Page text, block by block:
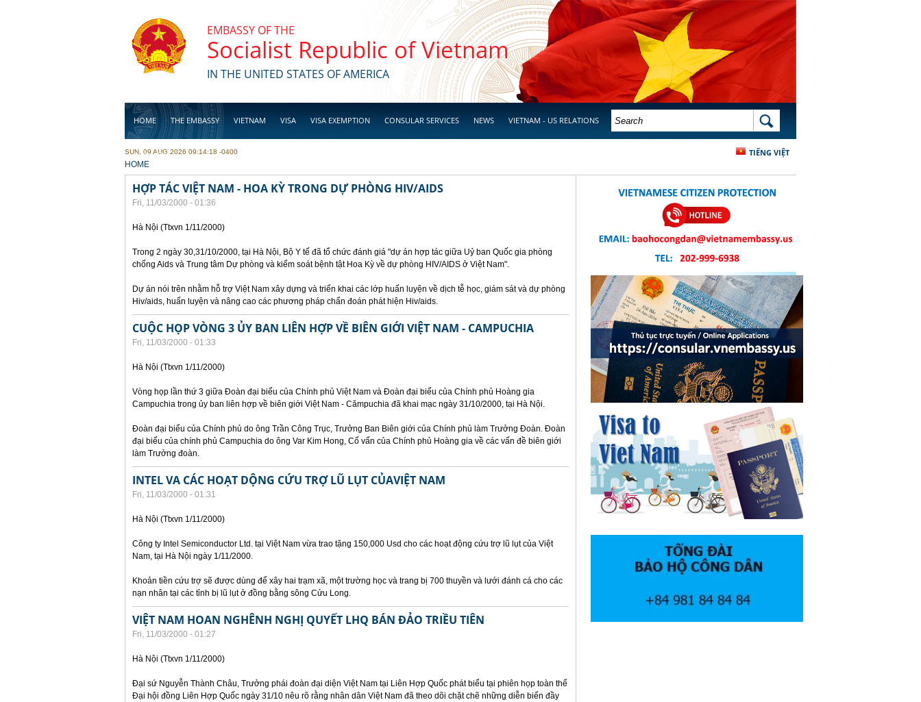
EMBASSY OF THE
Socialist Republic of Vietnam
IN THE UNITED STATES OF AMERICA
HOME THE EMBASSY VIETNAM VISA VISA EXEMPTION CONSULAR SERVICES NEWS VIETNAM - US RELATIONS
BUSINESS
SEARCH FORM SEARCH
TIẾNG VIỆT
SUN, 09 AUG 2026 09:14:18 -0400
YOU ARE HERE
HOME
HỢP TÁC VIỆT NAM - HOA KỲ TRONG DỰ PHÒNG HIV/AIDS
Fri, 11/03/2000 - 01:36
Hà Nội (Ttxvn 1/11/2000)
Trong 2 ngày 30,31/10/2000, tại Hà Nội, Bộ Y tế đã tổ chức đánh giá "dự án hợp tác giữa Uỷ ban Quốc gia phòng
chống Aids và Trung tâm Dự phòng và kiểm soát bệnh tật Hoa Kỳ về dự phòng HIV/AIDS ở Việt Nam".
Dự án nói trên nhằm hỗ trợ Việt Nam xây dựng và triển khai các lớp huấn luyện về dịch tễ học, giám sát và dự phòng
Hiv/aids, huấn luyện và nâng cao các phương pháp chẩn đoán phát hiện Hiv/aids.
CUỘC HỌP VÒNG 3 ỦY BAN LIÊN HỢP VỀ BIÊN GIỚI VIỆT NAM - CAMPUCHIA
Fri, 11/03/2000 - 01:33
Hà Nội (Ttxvn 1/11/2000)
Vòng họp lần thứ 3 giữa Đoàn đại biểu của Chính phủ Việt Nam và Đoàn đại biểu của Chính phủ Hoàng gia
Campuchia trong ủy ban liên hợp về biên giới Việt Nam - Cămpuchia đã khai mạc ngày 31/10/2000, tại Hà Nội.
Đoàn đại biểu của Chính phủ do ông Trần Công Trục, Trưởng Ban Biên giới của Chính phủ làm Trưởng Đoàn. Đoàn
đại biểu của chính phủ Campuchia do ông Var Kim Hong, Cố vấn của Chính phủ Hoàng gia về các vấn đề biên giới
làm Trưởng đoàn.
INTEL VA CÁC HOẠT DỘNG CỨU TRỢ LŨ LỤT CỦAVIỆT NAM
Fri, 11/03/2000 - 01:31
Hà Nội (Ttxvn 1/11/2000)
Công ty Intel Semiconductor Ltd. tại Việt Nam vừa trao tặng 150,000 Usd cho các hoạt động cứu trợ lũ lụt của Việt
Nam, tại Hà Nội ngày 1/11/2000.
Khoản tiền cứu trợ sẽ được dùng để xây hai trạm xã, một trường học và trang bị 700 thuyền và lưới đánh cá cho các
nạn nhân tại các tỉnh bị lũ lụt ở đồng bằng sông Cửu Long.
VIỆT NAM HOAN NGHÊNH NGHỊ QUYẾT LHQ BÁN ĐẢO TRIỀU TIÊN
Fri, 11/03/2000 - 01:27
Hà Nội (Ttxvn 1/11/2000)
Đại sứ Nguyễn Thành Châu, Trưởng phái đoàn đại diện Việt Nam tại Liên Hợp Quốc phát biểu tại phiên họp toàn thể
Đại hội đồng Liên Hợp Quốc ngày 31/10 nêu rõ rằng nhân dân Việt Nam đã theo dõi chặt chẽ những diễn biến đầy